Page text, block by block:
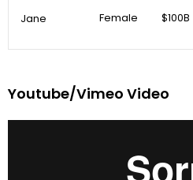
Jane Female $100B
Youtube/Vimeo Video